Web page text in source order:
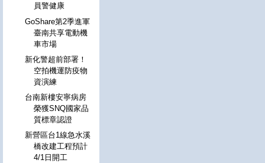
員警健康
GoShare第2季進軍
臺南共享電動機
車市場
新化警超前部署！
空拍機運防疫物
資演練
台南新樓安寧病房
榮獲SNQ國家品
質標章認證
新營區台1線急水溪
橋改建工程預計
4/1日開工